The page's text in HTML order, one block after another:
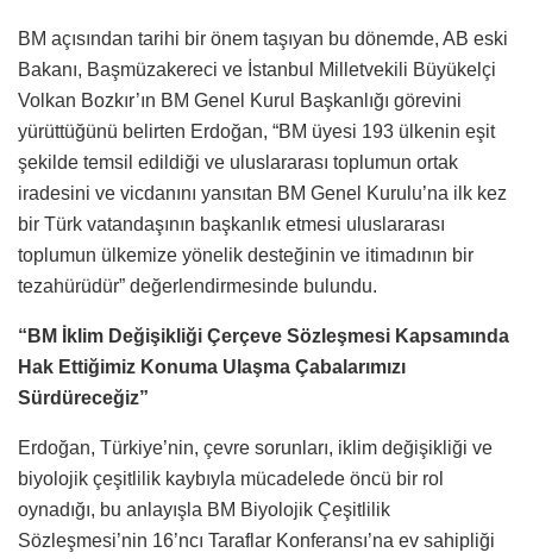
BM açısından tarihi bir önem taşıyan bu dönemde, AB eski
Bakanı, Başmüzakereci ve İstanbul Milletvekili Büyükelçi
Volkan Bozkır’ın BM Genel Kurul Başkanlığı görevini
yürüttüğünü belirten Erdoğan, “BM üyesi 193 ülkenin eşit
şekilde temsil edildiği ve uluslararası toplumun ortak
iradesini ve vicdanını yansıtan BM Genel Kurulu’na ilk kez
bir Türk vatandaşının başkanlık etmesi uluslararası
toplumun ülkemize yönelik desteğinin ve itimadının bir
tezahürüdür” değerlendirmesinde bulundu.
“BM İklim Değişikliği Çerçeve Sözleşmesi Kapsamında
Hak Ettiğimiz Konuma Ulaşma Çabalarımızı
Sürdüreceğiz”
Erdoğan, Türkiye’nin, çevre sorunları, iklim değişikliği ve
biyolojik çeşitlilik kaybıyla mücadelede öncü bir rol
oynadığı, bu anlayışla BM Biyolojik Çeşitlilik
Sözleşmesi’nin 16’ncı Taraflar Konferansı’na ev sahipliği